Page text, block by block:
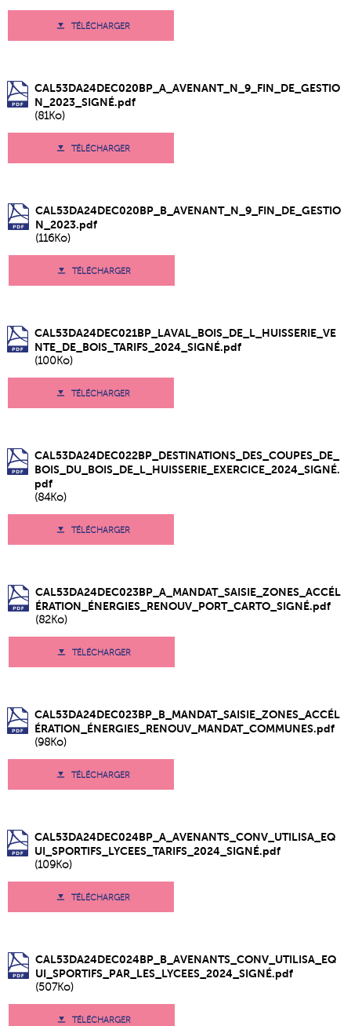
TÉLÉCHARGER
CAL53DA24DEC020BP_A_AVENANT_N_9_FIN_DE_GESTIO
N_2023_SIGNÉ.pdf
(81Ko)
TÉLÉCHARGER
CAL53DA24DEC020BP_B_AVENANT_N_9_FIN_DE_GESTIO
N_2023.pdf
(116Ko)
TÉLÉCHARGER
CAL53DA24DEC021BP_LAVAL_BOIS_DE_L_HUISSERIE_VE
NTE_DE_BOIS_TARIFS_2024_SIGNÉ.pdf
(100Ko)
TÉLÉCHARGER
CAL53DA24DEC022BP_DESTINATIONS_DES_COUPES_DE_
BOIS_DU_BOIS_DE_L_HUISSERIE_EXERCICE_2024_SIGNÉ.
pdf
(84Ko)
TÉLÉCHARGER
CAL53DA24DEC023BP_A_MANDAT_SAISIE_ZONES_ACCÉL
ÉRATION_ÉNERGIES_RENOUV_PORT_CARTO_SIGNÉ.pdf
(82Ko)
TÉLÉCHARGER
CAL53DA24DEC023BP_B_MANDAT_SAISIE_ZONES_ACCÉL
ÉRATION_ÉNERGIES_RENOUV_MANDAT_COMMUNES.pdf
(98Ko)
TÉLÉCHARGER
CAL53DA24DEC024BP_A_AVENANTS_CONV_UTILISA_EQ
UI_SPORTIFS_LYCEES_TARIFS_2024_SIGNÉ.pdf
(109Ko)
TÉLÉCHARGER
CAL53DA24DEC024BP_B_AVENANTS_CONV_UTILISA_EQ
UI_SPORTIFS_PAR_LES_LYCEES_2024_SIGNÉ.pdf
(507Ko)
TÉLÉCHARGER